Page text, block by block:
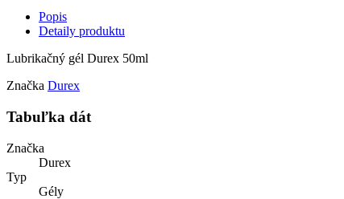
Popis
Detaily produktu
Lubrikačný gél Durex 50ml
Značka Durex
Tabuľka dát
Značka
Durex
Typ
Gély